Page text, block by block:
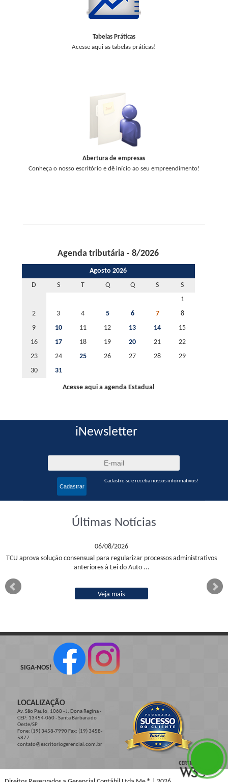
Tabelas Práticas
Acesse aqui as tabelas práticas!
Abertura de empresas
Conheça o nosso escritório e dê início ao seu empreendimento!
Agenda tributária - 8/2026
Agosto 2026
D
S T Q Q S
S
1
2
3 4 5 6 7
8
9
10 11 12 13 14
15
16
17 18 19 20 21
22
23
24 25 26 27 28
29
30
31
Acesse aqui a agenda Estadual
iNewsletter
Cadastrar
Cadastre-se e receba nossos informativos!
Últimas Notícias
06/08/2026
TCU aprova solução consensual para regularizar processos administrativos
anteriores à Lei do Auto ...
Veja mais
SIGA-NOS!
LOCALIZAÇÃO
Av. São Paulo, 1068 - J. Dona Regina -
CEP: 13454-060 - Santa Bárbara do
Oeste/SP
Fone: (19) 3458-7990 Fax: (19) 3458-
5877
contato@escritoriogerencial.com.br